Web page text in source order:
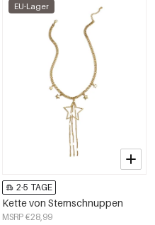
EU-Lager
2-5 TAGE
Kette von Sternschnuppen
MSRP €28,99